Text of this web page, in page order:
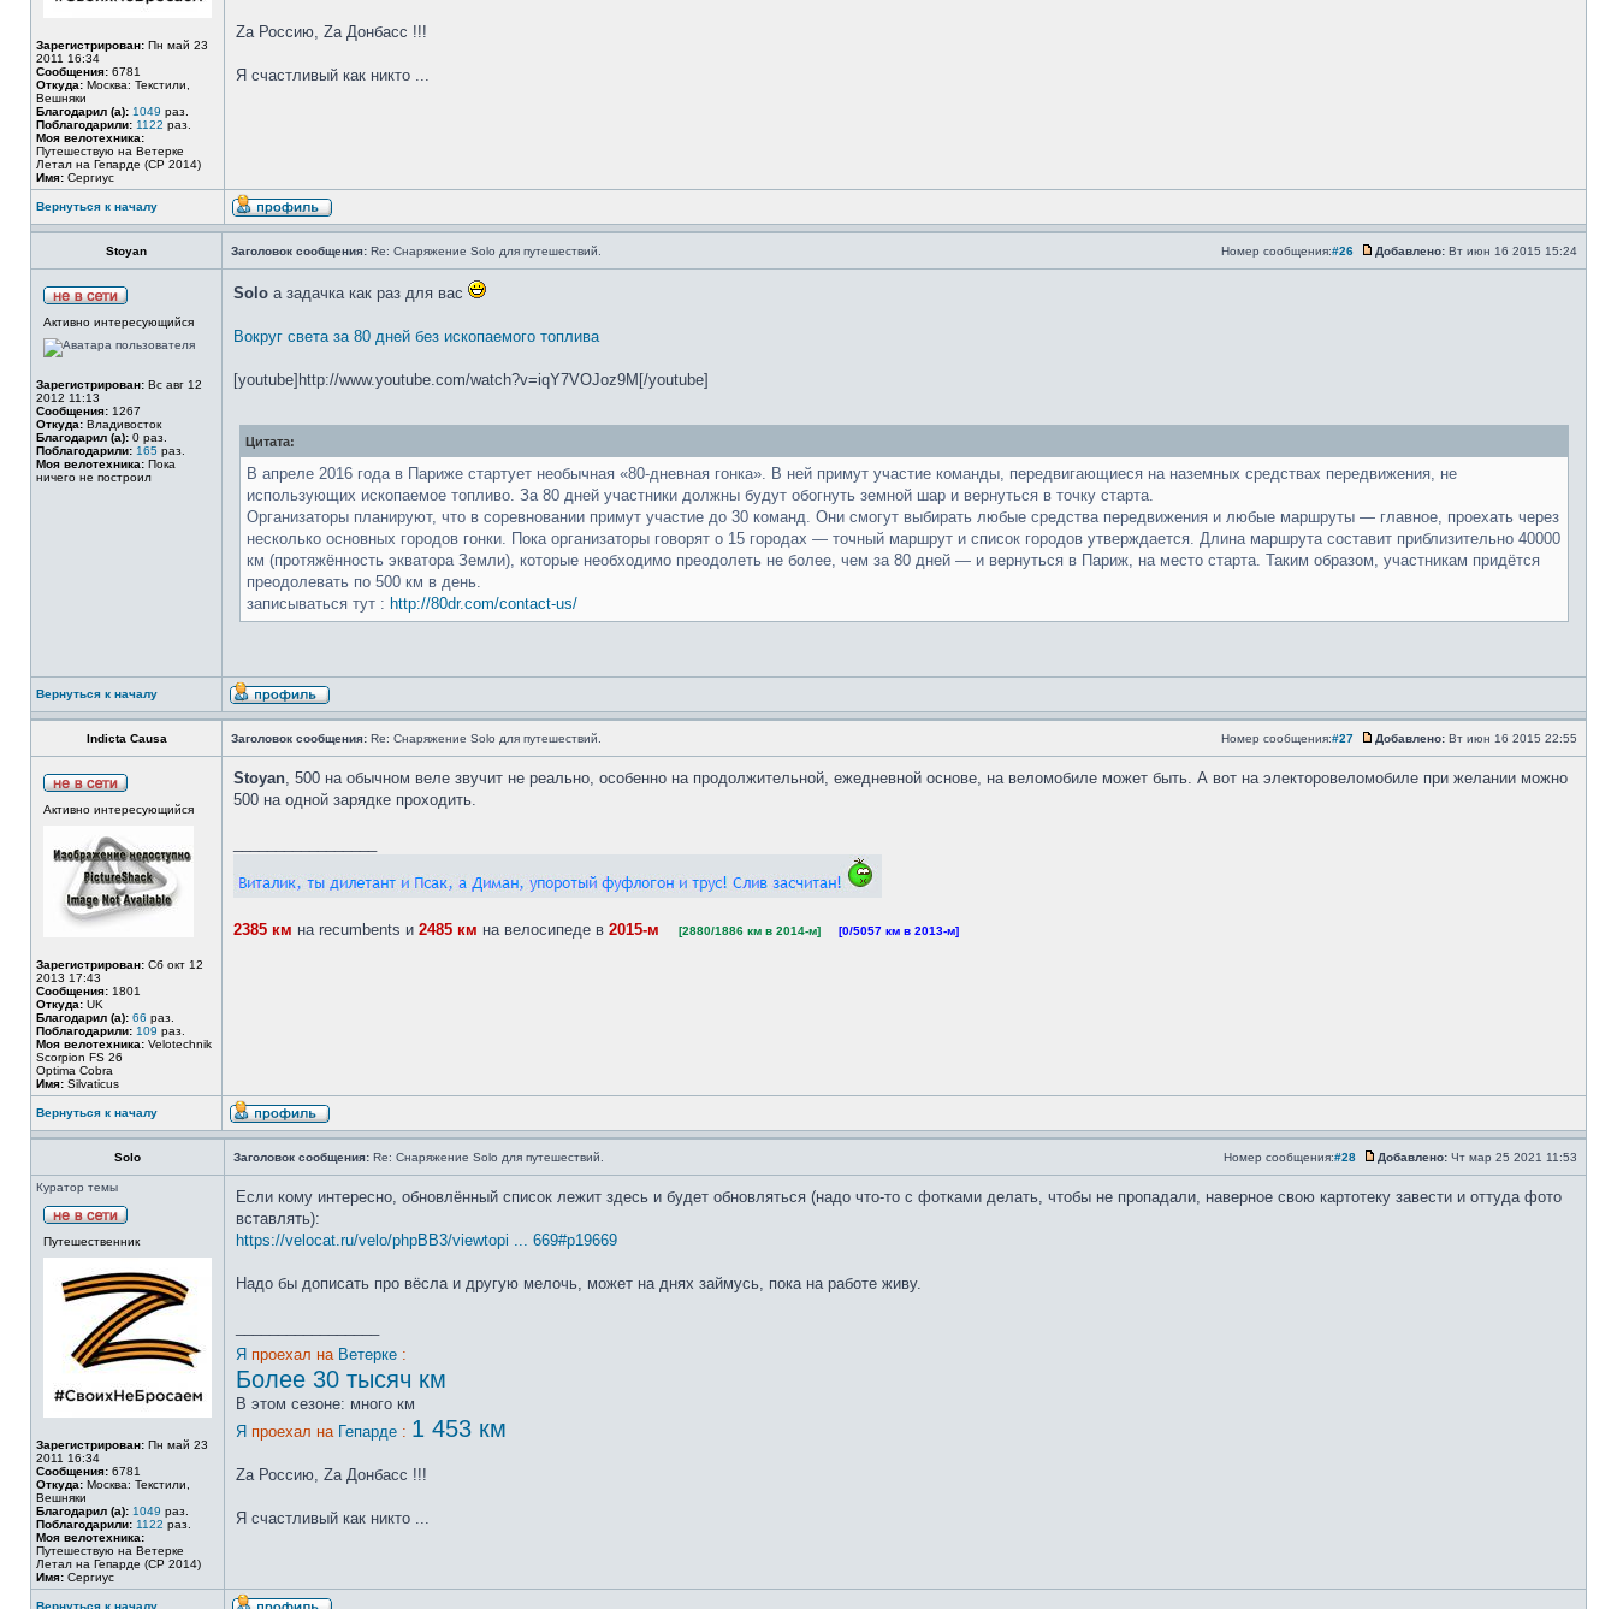
Зарегистрирован: Пн май 23
2011 16:34
Сообщения: 6781
Откуда: Москва: Текстили,
Вешняки
Благодарил (а): 1049 раз.
Поблагодарили: 1122 раз.
Моя велотехника:
Путешествую на Ветерке
Летал на Гепарде (СР 2014)
Имя: Сергиус
Zа Россию, Zа Донбасс !!!
Я счастливый как никто ...
Вернуться к началу
Stoyan Заголовок сообщения: Re: Снаряжение Solo для путешествий. Номер сообщения:#26 Добавлено: Вт июн 16 2015 15:24
Активно интересующийся
Зарегистрирован: Вс авг 12
2012 11:13
Сообщения: 1267
Откуда: Владивосток
Благодарил (а): 0 раз.
Поблагодарили: 165 раз.
Моя велотехника: Пока
ничего не построил
Solo а задачка как раз для вас
Вокруг света за 80 дней без ископаемого топлива
[youtube]http://www.youtube.com/watch?v=iqY7VOJoz9M[/youtube]
Цитата:
В апреле 2016 года в Париже стартует необычная «80-дневная гонка». В ней примут участие команды, передвигающиеся на наземных средствах передвижения, не
использующих ископаемое топливо. За 80 дней участники должны будут обогнуть земной шар и вернуться в точку старта.
Организаторы планируют, что в соревновании примут участие до 30 команд. Они смогут выбирать любые средства передвижения и любые маршруты — главное, проехать через
несколько основных городов гонки. Пока организаторы говорят о 15 городах — точный маршрут и список городов утверждается. Длина маршрута составит приблизительно 40000
км (протяжённость экватора Земли), которые необходимо преодолеть не более, чем за 80 дней — и вернуться в Париж, на место старта. Таким образом, участникам придётся
преодолевать по 500 км в день.
записываться тут : http://80dr.com/contact-us/
Вернуться к началу
Indiсtа Саusа Заголовок сообщения: Re: Снаряжение Solo для путешествий. Номер сообщения:#27 Добавлено: Вт июн 16 2015 22:55
Активно интересующийся
Зарегистрирован: Сб окт 12
2013 17:43
Сообщения: 1801
Откуда: UK
Благодарил (а): 66 раз.
Поблагодарили: 109 раз.
Моя велотехника: Velotechnik
Scorpion FS 26
Optima Cobra
Имя: Silvaticus
Stoyan, 500 на обычном веле звучит не реально, особенно на продолжительной, ежедневной основе, на веломобиле может быть. А вот на электоровеломобиле при желании можно
500 на одной зарядке проходить.
2385 км на recumbents и 2485 км на велосипеде в 2015-м [2880/1886 км в 2014-м] [0/5057 км в 2013-м]
Вернуться к началу
Solo Заголовок сообщения: Re: Снаряжение Solo для путешествий. Номер сообщения:#28 Добавлено: Чт мар 25 2021 11:53
Куратор темы
Путешественник
Зарегистрирован: Пн май 23
2011 16:34
Сообщения: 6781
Откуда: Москва: Текстили,
Вешняки
Благодарил (а): 1049 раз.
Поблагодарили: 1122 раз.
Моя велотехника:
Путешествую на Ветерке
Летал на Гепарде (СР 2014)
Имя: Сергиус
Если кому интересно, обновлённый список лежит здесь и будет обновляться (надо что-то с фотками делать, чтобы не пропадали, наверное свою картотеку завести и оттуда фото
вставлять):
https://velocat.ru/velo/phpBB3/viewtopi ... 669#p19669
Надо бы дописать про вёсла и другую мелочь, может на днях займусь, пока на работе живу.
Я проехал на Ветерке :
Более 30 тысяч км
В этом сезоне: много км
Я проехал на Гепарде : 1 453 км
Zа Россию, Zа Донбасс !!!
Я счастливый как никто ...
Вернуться к началу